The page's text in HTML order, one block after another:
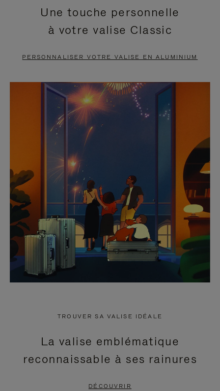
EN
PAUSE,
APPUYEZ
POUR
METTRE
PAUSE
VIDÉO
EST
DÉSACTIVÉ.
CLIQUER
POUR
RÉACTIVER
LE
SON
Une touche personnelle
à votre valise Classic
PERSONNALISER VOTRE VALISE EN ALUMINIUM
TROUVER SA VALISE IDÉALE
La valise emblématique
reconnaissable à ses rainures
DÉCOUVRIR